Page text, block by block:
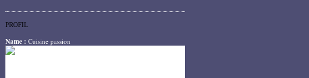
PROFIL
Name : Cuisine passion